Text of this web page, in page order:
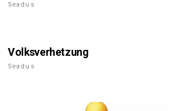
Seadus
Volksverhetzung
Seadus